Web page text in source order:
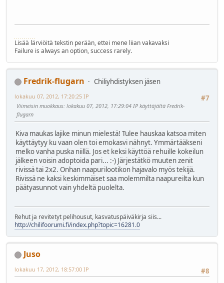
Lisää lärviöitä tekstin perään, ettei mene liian vakavaksi
Failure is always an option, success rarely.
Fredrik-flugarn
Chiliyhdistyksen jäsen
#7
lokakuu 07, 2012, 17:20:25 IP
Viimeisin muokkaus: lokakuu 07, 2012, 17:29:04 IP käyttäjältä Fredrik-
flugarn
Kiva maukas lajike minun mielestä! Tulee hauskaa katsoa miten
käyttäytyy ku vaan olen toi emokasvi nähnyt. Ymmärtääkseni
melko vanha puska niillä. Jos et keksi käyttöä rehuille kokeilun
jälkeen voisin adoptoida pari... :-) Järjestätkö muuten zenit
rivissä tai 2x2. Onhan naapurilootikon hajavalo myös tekijä.
Rivissä ne kaksi keskimmäiset saa molemmilta naapureilta kun
päätyasunnot vain yhdeltä puolelta.
Rehut ja revitetyt pelihousut, kasvatuspäiväkirja siis...
http://chilifoorumi.fi/index.php?topic=16281.0
Juso
#8
lokakuu 17, 2012, 18:57:00 IP